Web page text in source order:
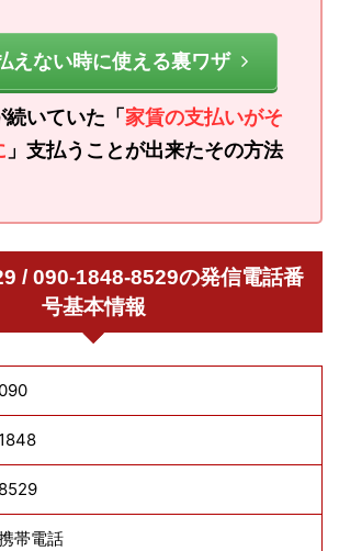
えない時に使える裏ワザ
いていた「 家賃の支払いがそ
」支払うことが出来たその方法
/ 090-1848-8529の発信電話番
号基本情報
090
1848
8529
帯電話